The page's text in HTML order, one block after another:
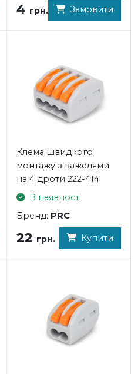
4 грн. Замовити
Клема швидкого
монтажу з важелями
на 4 дроти 222-414
В наявності
Бренд: PRC
22 грн. Купити